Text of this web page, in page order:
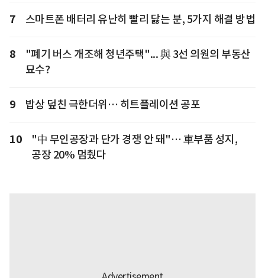
7 스마트폰 배터리 유난히 빨리 닳는 분, 5가지 해결 방법
8
"폐기 버스 개조해 청년주택"... 與 3선 의원의 부동산
묘수?
9 밥상 덮친 극한더위… 히트플레이션 공포
10
"中 무인공장과 단가 경쟁 안 돼"… 車부품 성지,
공장 20% 멈췄다